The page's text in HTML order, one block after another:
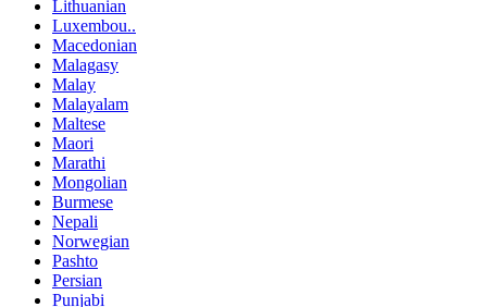
Lithuanian
Luxembou..
Macedonian
Malagasy
Malay
Malayalam
Maltese
Maori
Marathi
Mongolian
Burmese
Nepali
Norwegian
Pashto
Persian
Punjabi